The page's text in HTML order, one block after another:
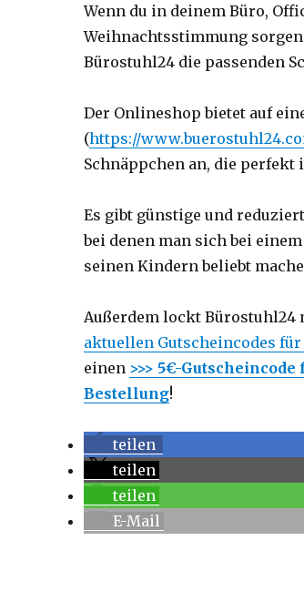
Wenn du in deinem Büro,
Weihnachtsstimmung
Bürostuhl24 die passenden
Der Onlineshop bietet auf
(https://
Schnäppchen an, die
Es gibt günstige und
bei denen man sich bei
seinen Kindern beliebt
Außerdem lockt
aktuellen Gutscheincodes
einen >>> 5€-
Bestellung!
teilen
teilen
teilen
E-Mail